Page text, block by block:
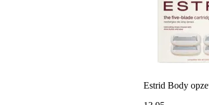
Estrid Body